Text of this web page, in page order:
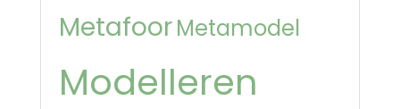
MetafoorMetamodel
Modelleren